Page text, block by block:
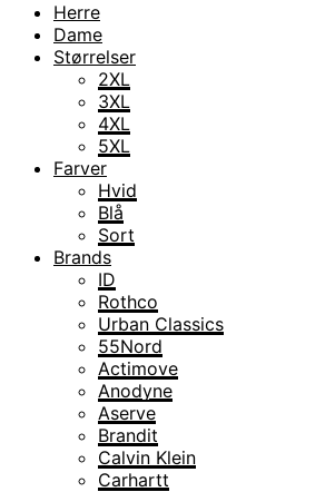
Herre
Dame
Størrelser
2XL
3XL
4XL
5XL
Farver
Hvid
Blå
Sort
Brands
ID
Rothco
Urban Classics
55Nord
Actimove
Anodyne
Aserve
Brandit
Calvin Klein
Carhartt